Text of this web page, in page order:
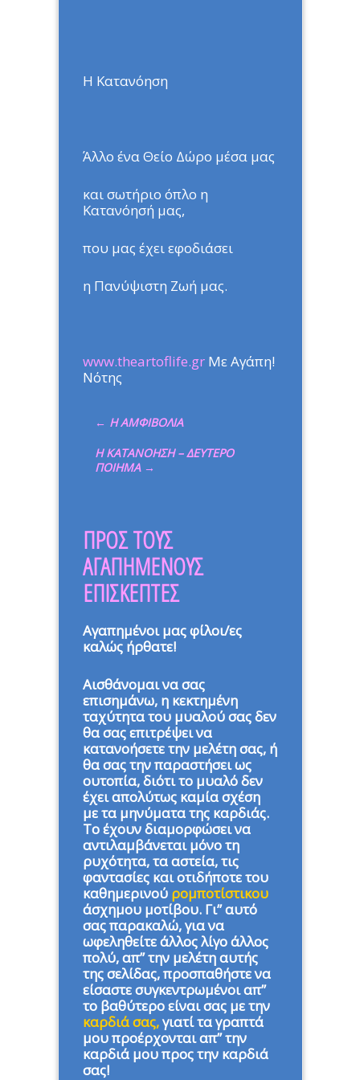
Η Κατανόηση
Άλλο ένα Θείο Δώρο μέσα μας
και σωτήριο όπλο η
Κατανόησή μας,
που μας έχει εφοδιάσει
η Πανύψιστη Ζωή μας.
www.theartoflife.grΜε Αγάπη!
Νότης
← Η ΑΜΦΙΒΟΛΙΑ
Η ΚΑΤΑΝΟΗΣΗ – ΔΕΥΤΕΡΟ
ΠΟΙΗΜΑ →
ΠΡΟΣ ΤΟΥΣ
ΑΓΑΠΗΜΕΝΟΥΣ
ΕΠΙΣΚΕΠΤΕΣ
Αγαπημένοι μας φίλοι/ες
καλώς ήρθατε!
Αισθάνομαι να σας
επισημάνω, η κεκτημένη
ταχύτητα του μυαλού σας δεν
θα σας επιτρέψει να
κατανοήσετε την μελέτη σας, ή
θα σας την παραστήσει ως
ουτοπία, διότι το μυαλό δεν
έχει απολύτως καμία σχέση
με τα μηνύματα της καρδιάς.
Το έχουν διαμορφώσει να
αντιλαμβάνεται μόνο τη
ρυχότητα, τα αστεία, τις
φαντασίες και οτιδήποτε του
καθημερινού ρομποτίστικου
άσχημου μοτίβου. Γι” αυτό
σας παρακαλώ, για να
ωφεληθείτε άλλος λίγο άλλος
πολύ, απ” την μελέτη αυτής
της σελίδας, προσπαθήστε να
είσαστε συγκεντρωμένοι απ”
το βαθύτερο είναι σας με την
καρδιά σας,γιατί τα γραπτά
μου προέρχονται απ” την
καρδιά μου προς την καρδιά
σας!